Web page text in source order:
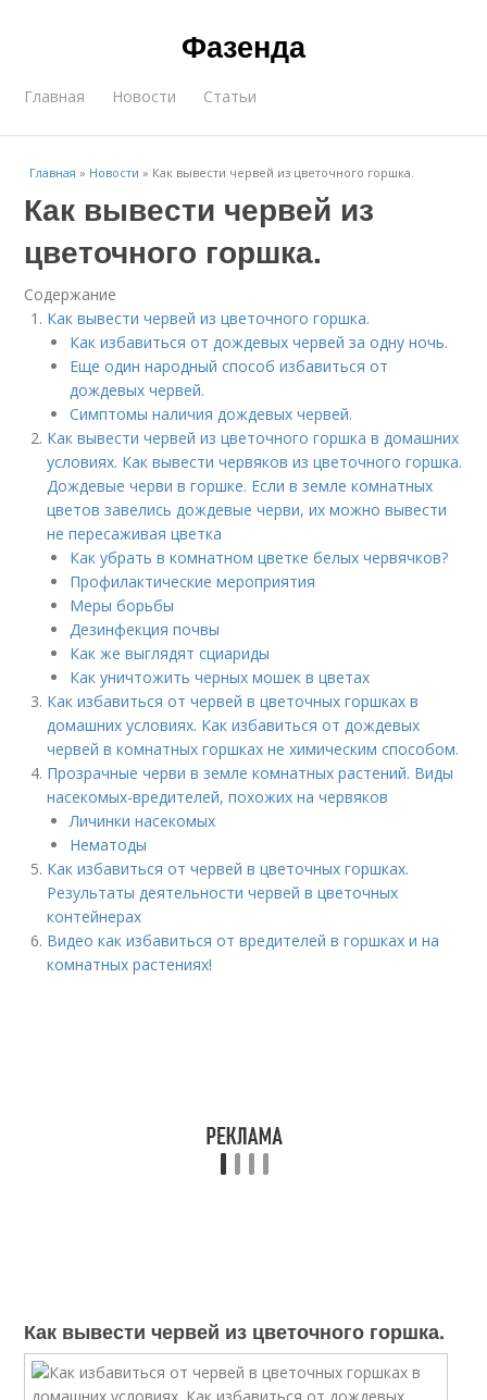
Фазенда
Главная Новости Статьи
Главная » Новости » Как вывести червей из цветочного горшка.
Как вывести червей из
цветочного горшка.
Содержание
Как вывести червей из цветочного горшка.
Как избавиться от дождевых червей за одну ночь.
Еще один народный способ избавиться от
дождевых червей.
Симптомы наличия дождевых червей.
Как вывести червей из цветочного горшка в домашних
условиях. Как вывести червяков из цветочного горшка.
Дождевые черви в горшке. Если в земле комнатных
цветов завелись дождевые черви, их можно вывести
не пересаживая цветка
Как убрать в комнатном цветке белых червячков?
Профилактические мероприятия
Меры борьбы
Дезинфекция почвы
Как же выглядят сциариды
Как уничтожить черных мошек в цветах
Как избавиться от червей в цветочных горшках в
домашних условиях. Как избавиться от дождевых
червей в комнатных горшках не химическим способом.
Прозрачные черви в земле комнатных растений. Виды
насекомых-вредителей, похожих на червяков
Личинки насекомых
Нематоды
Как избавиться от червей в цветочных горшках.
Результаты деятельности червей в цветочных
контейнерах
Видео как избавиться от вредителей в горшках и на
комнатных растениях!
Как вывести червей из цветочного горшка.